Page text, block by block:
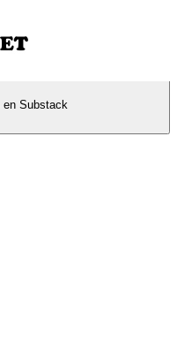
en Substack